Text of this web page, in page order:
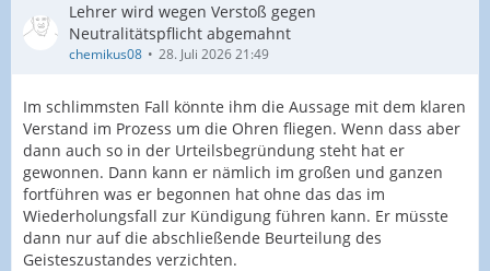
Lehrer wird wegen Verstoß gegen
Neutralitätspflicht abgemahnt
chemikus08 28. Juli 2026 21:49
Im schlimmsten Fall könnte ihm die Aussage mit dem klaren
Verstand im Prozess um die Ohren fliegen. Wenn dass aber
dann auch so in der Urteilsbegründung steht hat er
gewonnen. Dann kann er nämlich im großen und ganzen
fortführen was er begonnen hat ohne das das im
Wiederholungsfall zur Kündigung führen kann. Er müsste
dann nur auf die abschließende Beurteilung des
Geisteszustandes verzichten.